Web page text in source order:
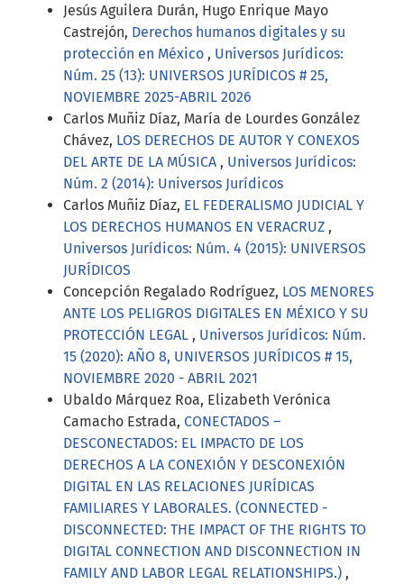
Jesús Aguilera Durán, Hugo Enrique Mayo
Castrejón, Derechos humanos digitales y su
protección en México , Universos Jurídicos:
Núm. 25 (13): UNIVERSOS JURÍDICOS # 25,
NOVIEMBRE 2025-ABRIL 2026
Carlos Muñiz Díaz, María de Lourdes González
Chávez, LOS DERECHOS DE AUTOR Y CONEXOS
DEL ARTE DE LA MÚSICA , Universos Jurídicos:
Núm. 2 (2014): Universos Jurídicos
Carlos Muñiz Díaz, EL FEDERALISMO JUDICIAL Y
LOS DERECHOS HUMANOS EN VERACRUZ ,
Universos Jurídicos: Núm. 4 (2015): UNIVERSOS
JURÍDICOS
Concepción Regalado Rodríguez, LOS MENORES
ANTE LOS PELIGROS DIGITALES EN MÉXICO Y SU
PROTECCIÓN LEGAL , Universos Jurídicos: Núm.
15 (2020): AÑO 8, UNIVERSOS JURÍDICOS # 15,
NOVIEMBRE 2020 - ABRIL 2021
Ubaldo Márquez Roa, Elizabeth Verónica
Camacho Estrada, CONECTADOS –
DESCONECTADOS: EL IMPACTO DE LOS
DERECHOS A LA CONEXIÓN Y DESCONEXIÓN
DIGITAL EN LAS RELACIONES JURÍDICAS
FAMILIARES Y LABORALES. (CONNECTED -
DISCONNECTED: THE IMPACT OF THE RIGHTS TO
DIGITAL CONNECTION AND DISCONNECTION IN
FAMILY AND LABOR LEGAL RELATIONSHIPS.) ,